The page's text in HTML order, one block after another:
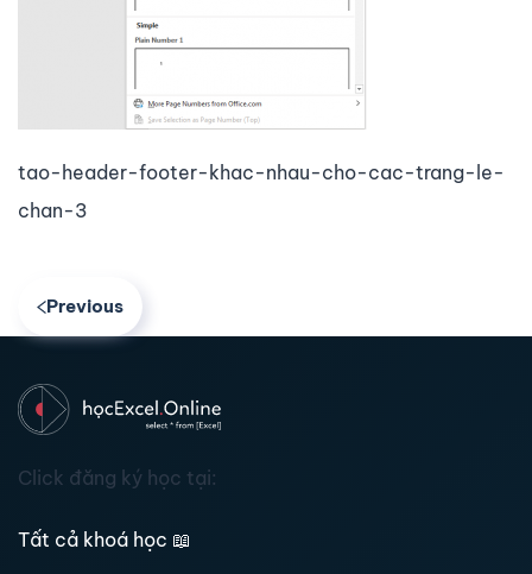
tao-header-footer-khac-nhau-cho-cac-trang-le-
chan-3
Previous
Click đăng ký học tại:
Tất cả khoá học 📖